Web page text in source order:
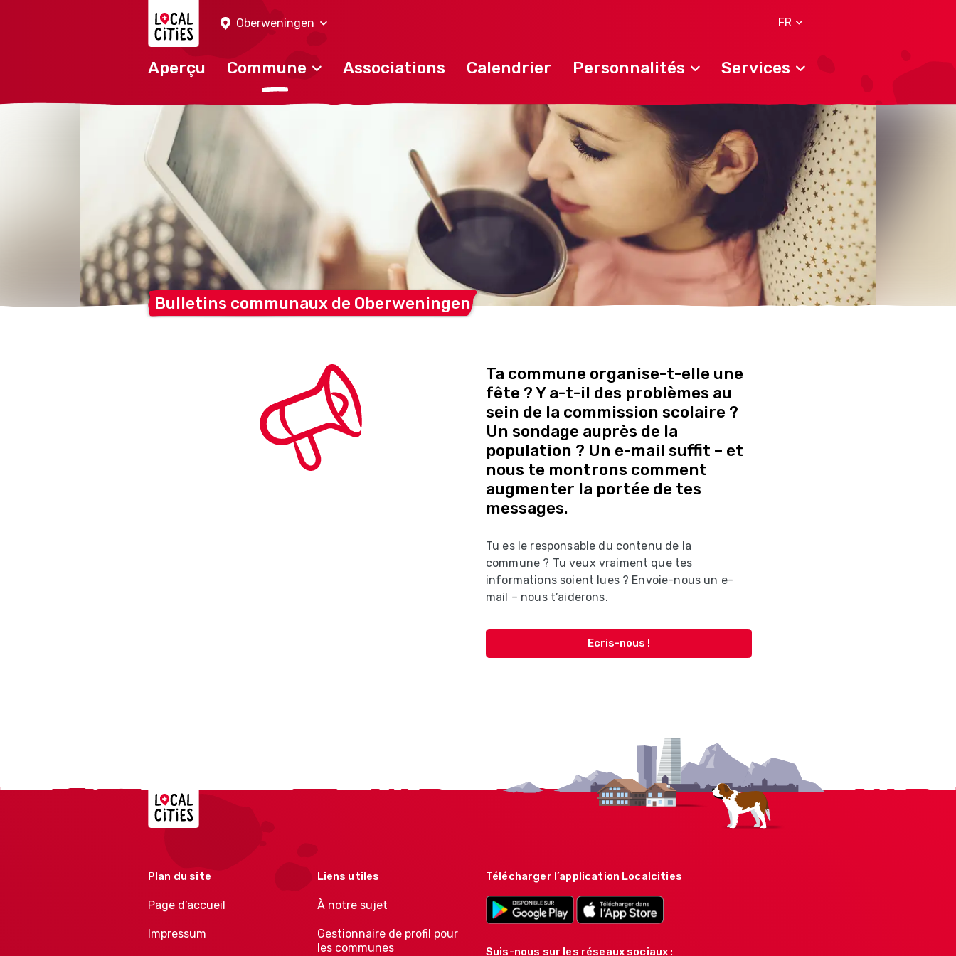
Oberweningen
FR
Aperçu Commune Associations Calendrier Personnalités Services
Bulletins communaux de Oberweningen
Ta commune organise-t-elle une
fête ? Y a-t-il des problèmes au
sein de la commission scolaire ?
Un sondage auprès de la
population ? Un e-mail suffit – et
nous te montrons comment
augmenter la portée de tes
messages.
Tu es le responsable du contenu de la
commune ? Tu veux vraiment que tes
informations soient lues ? Envoie-nous un e-
mail – nous t’aiderons.
Ecris-nous !
Localcities
Plan du site
Page d’accueil
Impressum
Liens utiles
À notre sujet
Gestionnaire de profil pour
les communes
Télécharger l’application Localcities
Suis-nous sur les réseaux sociaux :